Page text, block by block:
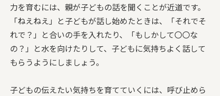
力を育むには、親が子どもの話を聞くことが近道です。
「ねえねえ」と子どもが話し始めたときは、「それでそ
れで？」と合いの手を入れたり、「もしかして〇〇な
の？」と水を向けたりして、子どもに気持ちよく話して
もらうようにしましょう。
子どもの伝えたい気持ちを育てていくには、呼び止めら